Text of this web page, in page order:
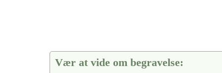
Vær at vide om begravelse: